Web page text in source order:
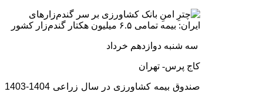
سه شنبه دوازدهم خرداد
کاج پرس- تهران
صندوق بیمه کشاورزی در سال زراعی 1404-1403